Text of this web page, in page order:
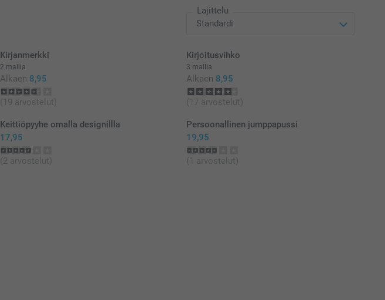
Lajittelu
Kirjanmerkki
2 mallia
Alkaen 8,95
(19 arvostelut)
Kirjoitusvihko
3 mallia
Alkaen 8,95
(17 arvostelut)
Keittiöpyyhe omalla designillla
17,95
(2 arvostelut)
Persoonallinen jumppapussi
19,95
(1 arvostelut)